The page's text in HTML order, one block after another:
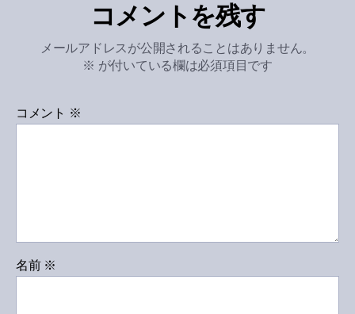
コメントを残す
メールアドレスが公開されることはありません。
※ が付いている欄は必須項目です
コメント ※
名前 ※